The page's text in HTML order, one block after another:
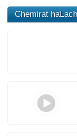
Chemirat